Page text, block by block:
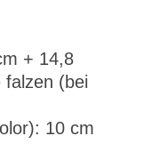
+ 14,8
(bei
10 cm